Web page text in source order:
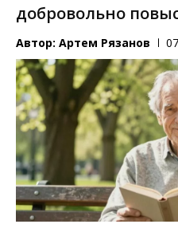
добровольно
Автор: Артем Рязанов